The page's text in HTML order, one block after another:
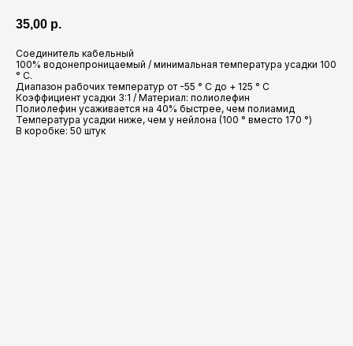
35,00 р.
Соединитель кабельный
100% водонепроницаемый / минимальная температура усадки 100
° C.
Диапазон рабочих температур от -55 ° С до + 125 ° C
Коэффициент усадки 3:1 / Материал: полиолефин
Полиолефин усаживается на 40% быстрее, чем полиамид
Температура усадки ниже, чем у нейлона (100 ° вместо 170 °)
В коробке: 50 штук